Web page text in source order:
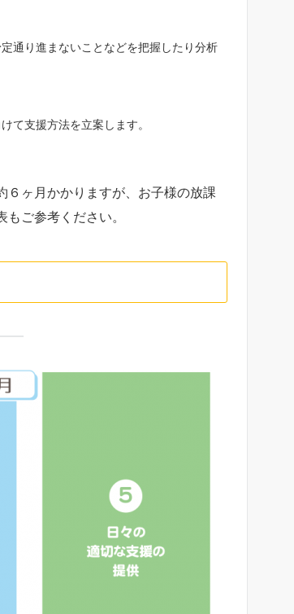
通り進まないことなどを把握したり分析
て支援方法を立案します。
６ヶ月かかりますが、お子様の放課
ご参考ください。